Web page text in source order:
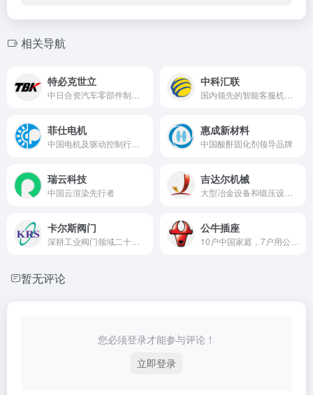
相关导航
特必克世立 中科汇联
菲仕电机 惠成新材料
中国酸酐固化剂领导品牌
瑞云科技
中国云渲染先行者
吉达尔机械
卡尔斯阀门 公牛插座
暂无评论
您必须登录才能参与评论！
立即登录